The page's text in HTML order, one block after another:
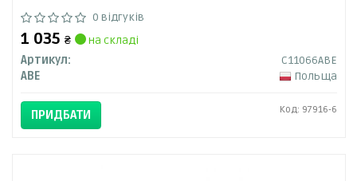
0 відгуків
1 035 ₴
на складі
Артикул:
C11066ABE
ABE
Польща
ПРИДБАТИ Код: 97916-6